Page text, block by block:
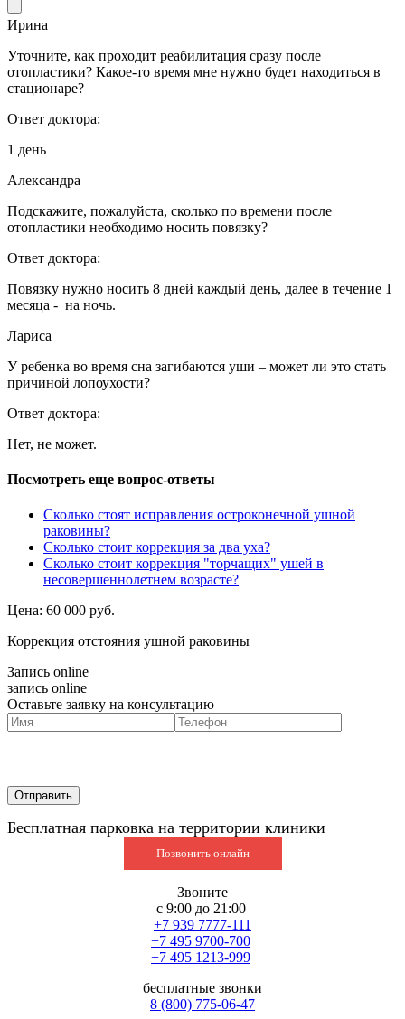
Ирина
Уточните, как проходит реабилитация сразу после
отопластики? Какое-то время мне нужно будет находиться в
стационаре?
Ответ доктора:
1 день
Александра
Подскажите, пожалуйста, сколько по времени после
отопластики необходимо носить повязку?
Ответ доктора:
Повязку нужно носить 8 дней каждый день, далее в течение 1
месяца - на ночь.
Лариса
У ребенка во время сна загибаются уши – может ли это стать
причиной лопоухости?
Ответ доктора:
Нет, не может.
Посмотреть еще вопрос-ответы
Сколько стоят исправления остроконечной ушной
раковины?
Сколько стоит коррекция за два уха?
Сколько стоит коррекция "торчащих" ушей в
несовершеннолетнем возрасте?
Цена: 60 000 руб.
Коррекция отстояния ушной раковины
Запись online
запись online
Оставьте заявку на консультацию
Бесплатная парковка на территории клиники
Позвонить онлайн
Звоните
с 9:00 до 21:00
+7 939 7777-111
+7 495 9700-700
+7 495 1213-999
бесплатные звонки
8 (800) 775-06-47